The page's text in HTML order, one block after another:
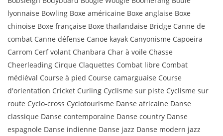
lyonnaise Bowling Boxe américaine Boxe anglaise Boxe
chinoise Boxe française Boxe thaïlandaise Bridge Canne de
combat Canne défense Canoë kayak Canyonisme Capoeira
Carrom Cerf volant Chanbara Char à voile Chasse
Cheerleading Cirque Claquettes Combat libre Combat
médiéval Course à pied Course camarguaise Course
d'orientation Cricket Curling Cyclisme sur piste Cyclisme sur
route Cyclo-cross Cyclotourisme Danse africaine Danse
classique Danse contemporaine Danse country Danse
espagnole Danse indienne Danse jazz Danse modern jazz